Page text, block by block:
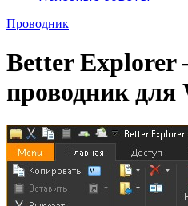
Проводник
Better Explorer
проводник для